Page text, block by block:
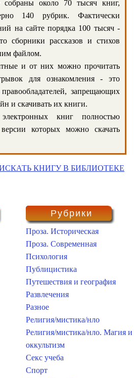
около 70 тысяч книг,
140 рубрик. Фактически
на сайте порядка 100 тысяч -
сборники рассказов и стихов
файлом.
и от них можно прочитать
для ознакомления - это
запрещающих
и скачивать их книги.
книг полностью
которых можно скачать
КНИГУ В БИБЛИОТЕКЕ
Рубрики
Проза. Историческая
Проза. Современная
Психология
Публицистика
Путешествия и география
Развлечения
Разное
Религия/мистика/нло
Религия/мистика/нло. Магия и
оккультизм
Секс учеба
Спорт